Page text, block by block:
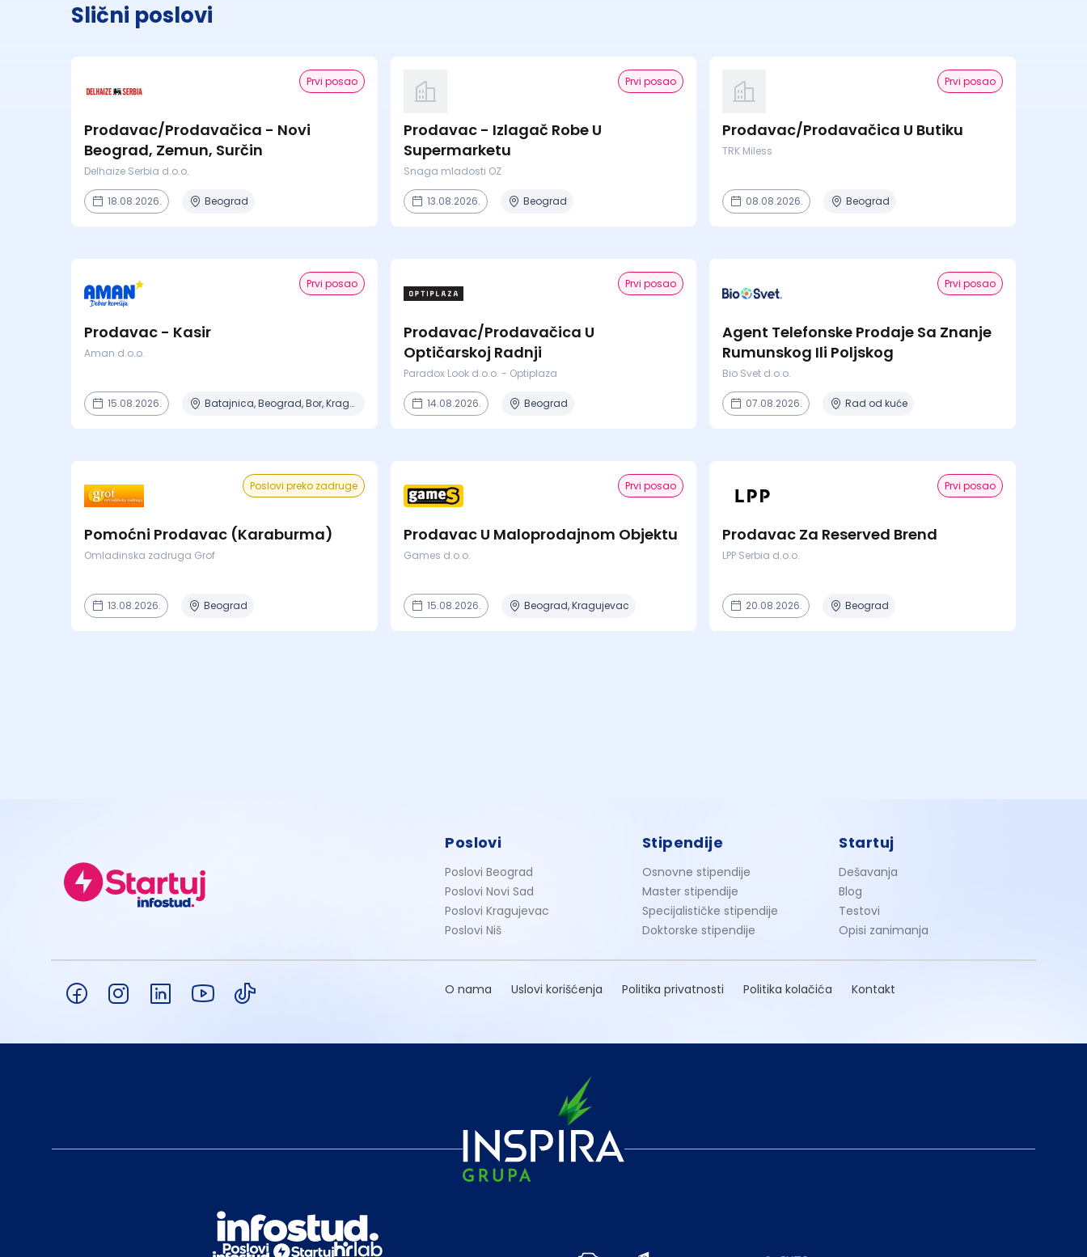
Slični poslovi
Prvi posao
Prodavac/Prodavačica - Novi
Beograd, Zemun, Surčin
Delhaize Serbia d.o.o.
18.08.2026. Beograd
Prvi posao
Prodavac - Izlagač Robe U
Supermarketu
Snaga mladosti OZ
13.08.2026. Beograd
Prvi posao
Prodavac/Prodavačica U Butiku
TRK Miless
08.08.2026. Beograd
Prvi posao
Prodavac - Kasir
Aman d.o.o.
15.08.2026. Batajnica, Beograd, Bor, Kragujevac, Negotin + 6 mesta
Prvi posao
Prodavac/Prodavačica U
Optičarskoj Radnji
Paradox Look d.o.o. - Optiplaza
14.08.2026. Beograd
Prvi posao
Agent Telefonske Prodaje Sa Znanje
Rumunskog Ili Poljskog
Bio Svet d.o.o.
07.08.2026. Rad od kuće
Poslovi preko zadruge
Pomoćni Prodavac (Karaburma)
Omladinska zadruga Grof
13.08.2026. Beograd
Prvi posao
Prodavac U Maloprodajnom Objektu
Games d.o.o.
15.08.2026. Beograd, Kragujevac
Prvi posao
Prodavac Za Reserved Brend
LPP Serbia d.o.o.
20.08.2026. Beograd
Poslovi
Poslovi Beograd
Poslovi Novi Sad
Poslovi Kragujevac
Poslovi Niš
Stipendije
Osnovne stipendije
Master stipendije
Specijalističke stipendije
Doktorske stipendije
Startuj
Dešavanja
Blog
Testovi
Opisi zanimanja
O nama Uslovi korišćenja Politika privatnosti Politika kolačića Kontakt